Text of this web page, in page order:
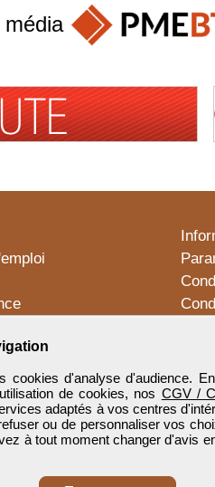
d'analyse d'audience.
de cookies, nos CGV /
adaptés à vos centres
ou de personnaliser vos
à tout moment changer d'avis
média